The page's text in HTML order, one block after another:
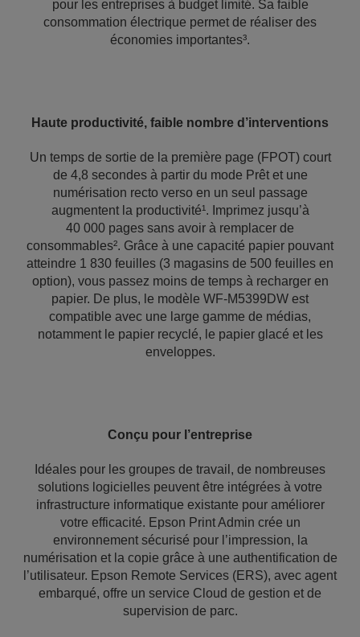
pour les entreprises à budget limité. Sa faible
consommation électrique permet de réaliser des
économies importantes³.
Haute productivité, faible nombre d’interventions
Un temps de sortie de la première page (FPOT) court
de 4,8 secondes à partir du mode Prêt et une
numérisation recto verso en un seul passage
augmentent la productivité¹. Imprimez jusqu’à
40 000 pages sans avoir à remplacer de
consommables². Grâce à une capacité papier pouvant
atteindre 1 830 feuilles (3 magasins de 500 feuilles en
option), vous passez moins de temps à recharger en
papier. De plus, le modèle WF-M5399DW est
compatible avec une large gamme de médias,
notamment le papier recyclé, le papier glacé et les
enveloppes.
Conçu pour l’entreprise
Idéales pour les groupes de travail, de nombreuses
solutions logicielles peuvent être intégrées à votre
infrastructure informatique existante pour améliorer
votre efficacité. Epson Print Admin crée un
environnement sécurisé pour l’impression, la
numérisation et la copie grâce à une authentification de
l’utilisateur. Epson Remote Services (ERS), avec agent
embarqué, offre un service Cloud de gestion et de
supervision de parc.